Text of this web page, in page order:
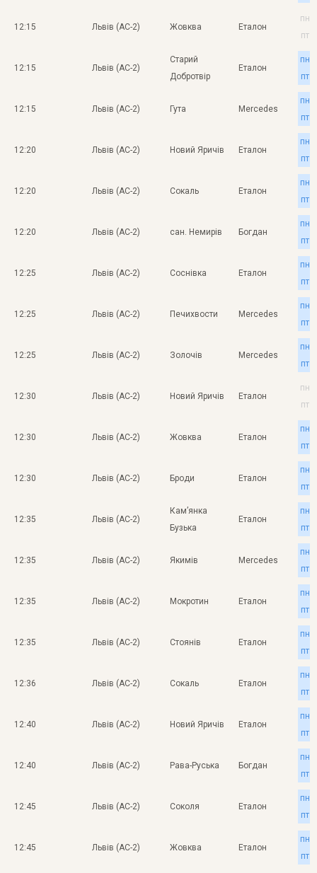
12:15 Львів (АС-2) Жовква Еталон
пн
пт
12:15 Львів (АС-2)
Старий
Добротвір
Еталон
пн
пт
12:15 Львів (АС-2) Гута Mercedes
пн
пт
12:20 Львів (АС-2) Новий Яричів Еталон
пн
пт
12:20 Львів (АС-2) Сокаль Еталон
пн
пт
12:20 Львів (АС-2) сан. Немирів Богдан
пн
пт
12:25 Львів (АС-2) Соснівка Еталон
пн
пт
12:25 Львів (АС-2) Печихвости Mercedes
пн
пт
12:25 Львів (АС-2) Золочів Mercedes
пн
пт
12:30 Львів (АС-2) Новий Яричів Еталон
пн
пт
12:30 Львів (АС-2) Жовква Еталон
пн
пт
12:30 Львів (АС-2) Броди Еталон
пн
пт
12:35 Львів (АС-2)
Кам’янка
Бузька
Еталон
пн
пт
12:35 Львів (АС-2) Якимів Mercedes
пн
пт
12:35 Львів (АС-2) Мокротин Еталон
пн
пт
12:35 Львів (АС-2) Стоянів Еталон
пн
пт
12:36 Львів (АС-2) Сокаль Еталон
пн
пт
12:40 Львів (АС-2) Новий Яричів Еталон
пн
пт
12:40 Львів (АС-2) Рава-Руська Богдан
пн
пт
12:45 Львів (АС-2) Соколя Еталон
пн
пт
12:45 Львів (АС-2) Жовква Еталон
пн
пт